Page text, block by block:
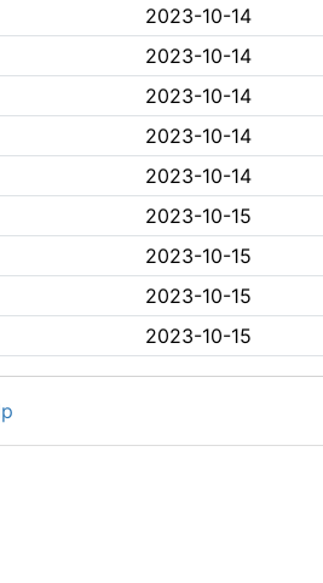
2023-10-14
2023-10-14
2023-10-14
2023-10-14
2023-10-14
2023-10-15
2023-10-15
2023-10-15
2023-10-15